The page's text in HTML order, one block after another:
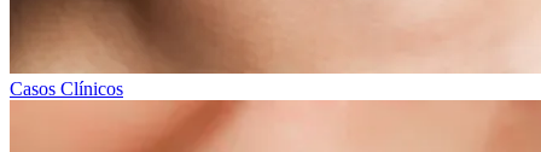
Casos Clínicos